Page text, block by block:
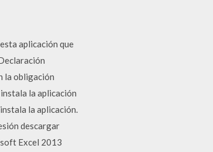
aplicación que
la obligación
la aplicación
la aplicación.
descargar
Excel 2013